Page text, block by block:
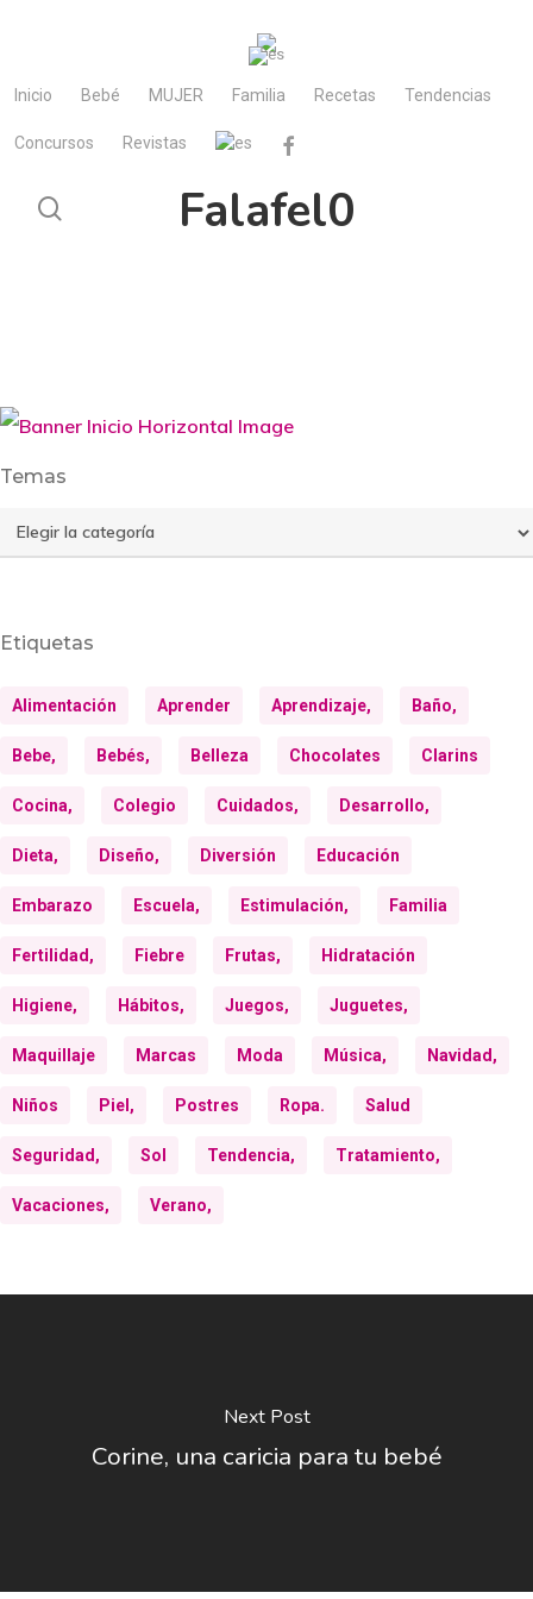
main
content
Inicio Bebé MUJER Familia Recetas Tendencias
Concursos Revistas facebook
Falafel0
Temas
Temas
Etiquetas
Alimentación Aprender Aprendizaje, Baño,
Bebe, Bebés, Belleza Chocolates Clarins
Cocina, Colegio Cuidados, Desarrollo,
Dieta, Diseño, Diversión Educación
Embarazo Escuela, Estimulación, Familia
Fertilidad, Fiebre Frutas, Hidratación
Higiene, Hábitos, Juegos, Juguetes,
Maquillaje Marcas Moda Música, Navidad,
Niños Piel, Postres Ropa. Salud
Seguridad, Sol Tendencia, Tratamiento,
Vacaciones, Verano,
Next Post
Corine, una caricia para tu bebé